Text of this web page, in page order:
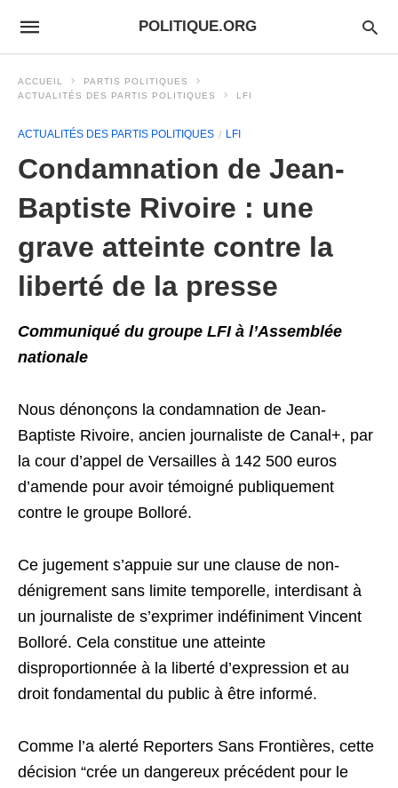
POLITIQUE.ORG
ACCUEIL
PARTIS POLITIQUES
ACTUALITÉS DES PARTIS POLITIQUES
LFI
ACTUALITÉS DES PARTIS POLITIQUES LFI
Condamnation de Jean-
Baptiste Rivoire : une
grave atteinte contre la
liberté de la presse
Communiqué du groupe LFI à l’Assemblée
nationale
Nous dénonçons la condamnation de Jean-
Baptiste Rivoire, ancien journaliste de Canal+, par
la cour d’appel de Versailles à 142 500 euros
d’amende pour avoir témoigné publiquement
contre le groupe Bolloré.
Ce jugement s’appuie sur une clause de non-
dénigrement sans limite temporelle, interdisant à
un journaliste de s’exprimer indéfiniment Vincent
Bolloré. Cela constitue une atteinte
disproportionnée à la liberté d’expression et au
droit fondamental du public à être informé.
Comme l’a alerté Reporters Sans Frontières, cette
décision “crée un dangereux précédent pour le